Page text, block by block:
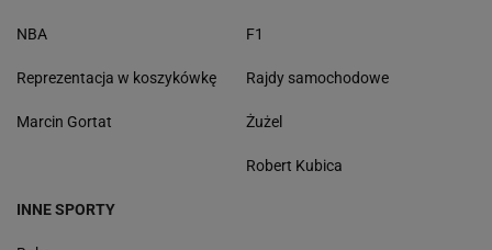
NBA
Reprezentacja w koszykówkę
Marcin Gortat
F1
Rajdy samochodowe
Żużel
Robert Kubica
INNE SPORTY